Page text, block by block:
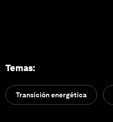
Temas:
Transición energética